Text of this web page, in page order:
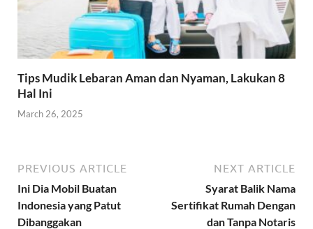
Tips Mudik Lebaran Aman dan Nyaman, Lakukan 8
Hal Ini
March 26, 2025
PREVIOUS ARTICLE
Ini Dia Mobil Buatan
Indonesia yang Patut
Dibanggakan
NEXT ARTICLE
Syarat Balik Nama
Sertifikat Rumah Dengan
dan Tanpa Notaris